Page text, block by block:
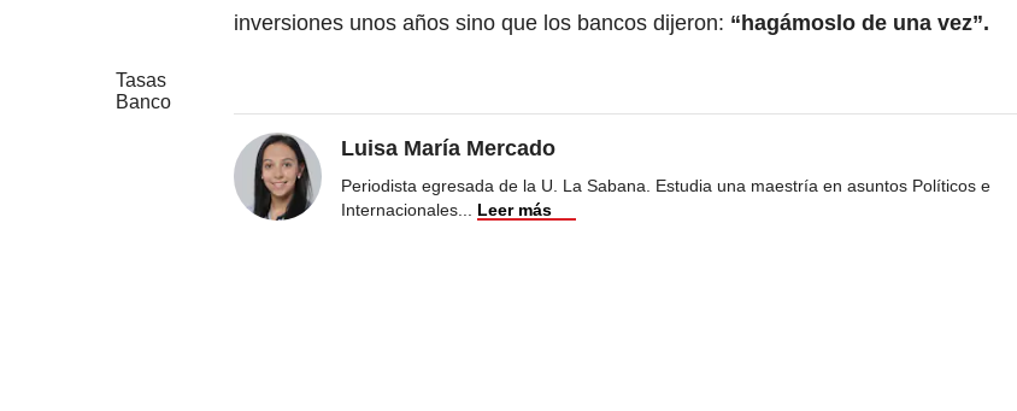
inversiones unos años sino que los bancos dijeron: “hagámoslo de una vez”.
Tasas
Banco
Luisa María Mercado
Periodista egresada de la U. La Sabana. Estudia una maestría en asuntos Políticos e
Internacionales
Leer más